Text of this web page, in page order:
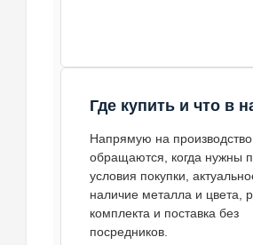
Где купить и что в
Напрямую на производство
обращаются, когда нужны
условия покупки,
наличие металла и цвета,
комплекта и поставка без
посредников.